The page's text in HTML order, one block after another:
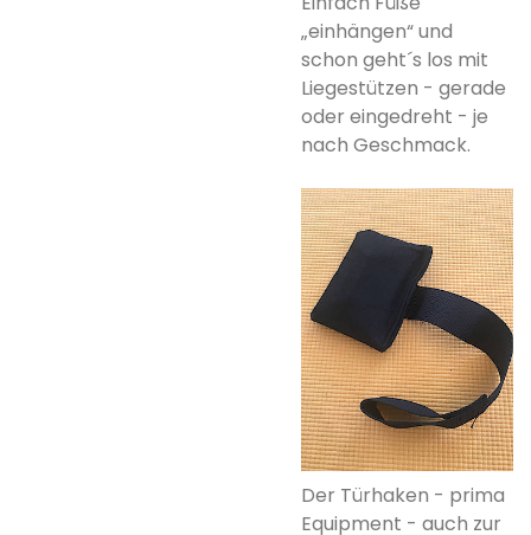
„einhängen“ und
schon geht´s los mit
Liegestützen - gerade
oder eingedreht - je
nach Geschmack.
Der Türhaken - prima
Equipment - auch zur